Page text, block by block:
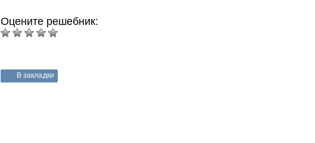
Оцените решебник:
В закладки